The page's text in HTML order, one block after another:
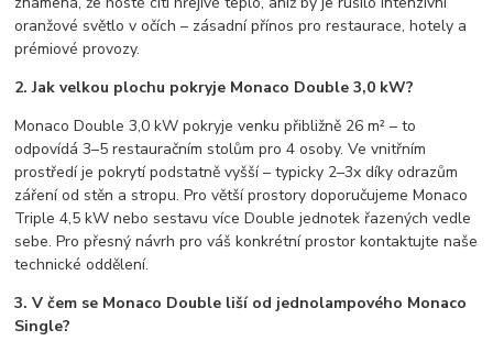
oranžové světlo v očích – zásadní přínos pro restaurace, hotely a
prémiové provozy.
2. Jak velkou plochu pokryje Monaco Double 3,0 kW?
Monaco Double 3,0 kW pokryje venku přibližně 26 m² – to
odpovídá 3–5 restauračním stolům pro 4 osoby. Ve vnitřním
prostředí je pokrytí podstatně vyšší – typicky 2–3x díky odrazům
záření od stěn a stropu. Pro větší prostory doporučujeme Monaco
Triple 4,5 kW nebo sestavu více Double jednotek řazených vedle
sebe. Pro přesný návrh pro váš konkrétní prostor kontaktujte naše
technické oddělení.
3. V čem se Monaco Double liší od jednolampového Monaco
Single?